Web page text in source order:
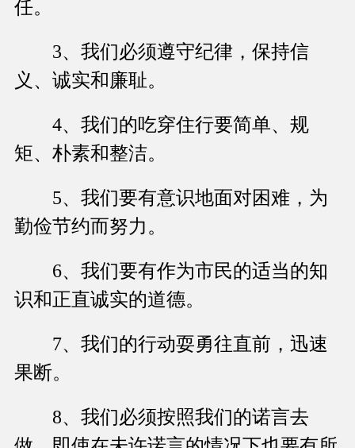
任。
3、我们必须遵守纪律，保持信
义、诚实和廉耻。
4、我们的吃穿住行要简单、规
矩、朴素和整洁。
5、我们要有意识地面对困难，为
勤俭节约而努力。
6、我们要有作为市民的适当的知
识和正直诚实的道德。
7、我们的行动耍勇往直前，迅速
果断。
8、我们必须按照我们的诺言去